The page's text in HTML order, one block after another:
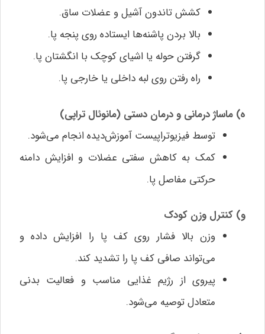
کشش تاندون آشیل و عضلات ساق.
بالا بردن پاشنه‌ها ایستاده روی پنجه پا.
گرفتن حوله یا اشیای کوچک با انگشتان پا.
راه رفتن روی لبه داخلی یا خارجی پا.
ه) ماساژ درمانی و درمان دستی (مانوئال تراپی)
توسط فیزیوتراپیست آموزش‌دیده انجام می‌شود.
کمک به کاهش سفتی عضلات و افزایش دامنه
حرکتی مفاصل پا.
و) کنترل وزن کودک
وزن بالا فشار روی کف پا را افزایش داده و
می‌تواند صافی کف پا را تشدید کند.
پیروی از رژیم غذایی مناسب و فعالیت بدنی
متعادل توصیه می‌شود.